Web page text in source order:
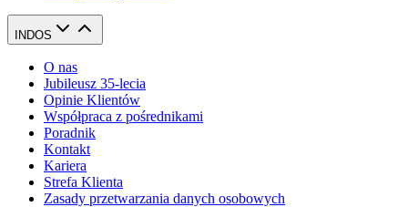
INDOS
O nas
Jubileusz 35-lecia
Opinie Klientów
Współpraca z pośrednikami
Poradnik
Kontakt
Kariera
Strefa Klienta
Zasady przetwarzania danych osobowych